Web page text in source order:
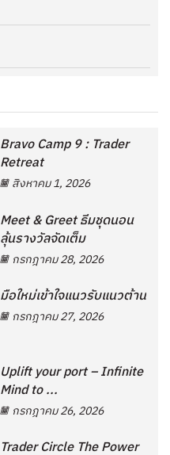
Bravo Camp 9 : Trader
Retreat
สิงหาคม 1, 2026
Meet & Greet ธีมชุดนอน
ลุ้นรางวัลจัดเต็ม
กรกฎาคม 28, 2026
มือใหม่เข้าใจแนวรับแนวต้าน
กรกฎาคม 27, 2026
Uplift your port – Infinite
Mind to ...
กรกฎาคม 26, 2026
Trader Circle The Power